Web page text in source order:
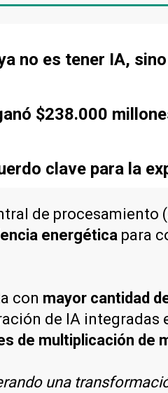
no es tener IA,
$238.000
clave para la
de procesamiento
energética para
con mayor cantidad
de IA integradas
de multiplicación de
una